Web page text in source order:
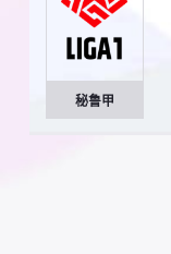
秘鲁甲